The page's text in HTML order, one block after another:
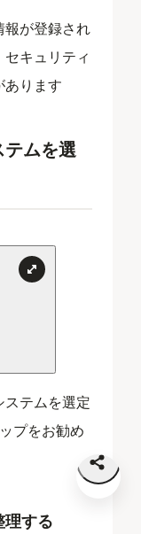
報が登録され
キュリティ
あります
テムを選
テムを選定
プをお勧め
する